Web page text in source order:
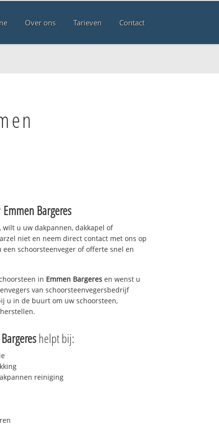
Over ons Tarieven Contact
Emmen Bargeres
u uw dakpannen, dakkapel of
niet en neem direct contact met ons op
een schoorsteenveger of offerte snel en
in Emmen Bargeres en wenst u
van schoorsteenvegersbedrijf
u in de buurt om uw schoorsteen,
helpt bij:
reiniging